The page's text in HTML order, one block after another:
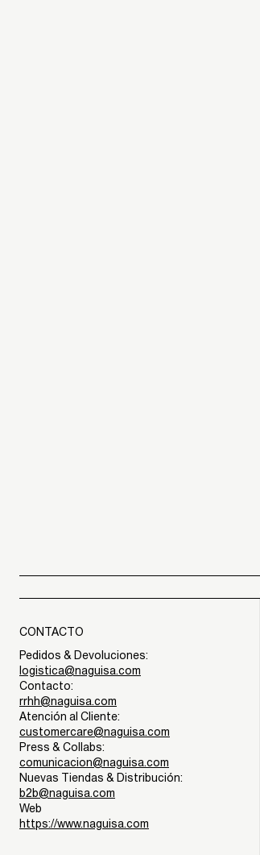
CONTACTO
Pedidos & Devoluciones:
logistica@naguisa.com
Contacto:
rrhh@naguisa.com
Atención al Cliente:
customercare@naguisa.com
Press & Collabs:
comunicacion@naguisa.com
Nuevas Tiendas & Distribución:
b2b@naguisa.com
Web
https://www.naguisa.com